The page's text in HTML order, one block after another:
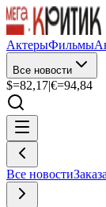
АктерыФильмы
Все новости
$=82,17|€=94,84
Все новости